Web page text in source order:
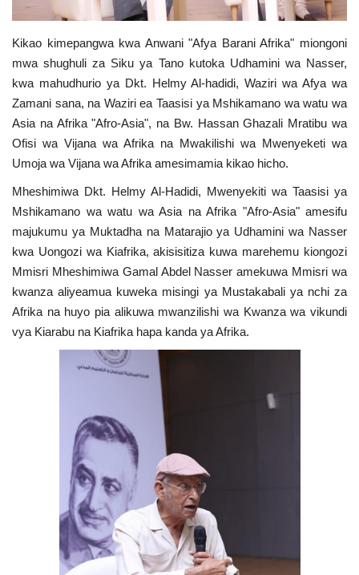
Kanuni na Masharti ya Udhamini wa
Udhamini wa Nasser
Nyaraka na Marejeleo
Waanzilishi
Raia wa ulimwengu mzima
Nyaraka
Nafasi
Washiriki
Wadhamini
Language
Swahili español
Arabic
Kikao kimepangwa kwa Anwani "Afya Barani Afrika" miongoni
mwa shughuli za Siku ya Tano kutoka Udhamini wa Nasser,
kwa mahudhurio ya Dkt. Helmy Al-hadidi, Waziri wa Afya wa
Zamani sana, na Waziri ea Taasisi ya Mshikamano wa watu wa
Asia na Afrika "Afro-Asia", na Bw. Hassan Ghazali Mratibu wa
Ofisi wa Vijana wa Afrika na Mwakilishi wa Mwenyeketi wa
Umoja wa Vijana wa Afrika amesimamia kikao hicho.
Mheshimiwa Dkt. Helmy Al-Hadidi, Mwenyekiti wa Taasisi ya
Mshikamano wa watu wa Asia na Afrika "Afro-Asia" amesifu
majukumu ya Muktadha na Matarajio ya Udhamini wa Nasser
kwa Uongozi wa Kiafrika, akisisitiza kuwa marehemu kiongozi
Mmisri Mheshimiwa Gamal Abdel Nasser amekuwa Mmisri wa
kwanza aliyeamua kuweka misingi ya Mustakabali ya nchi za
Afrika na huyo pia alikuwa mwanzilishi wa Kwanza wa vikundi
vya Kiarabu na Kiafrika hapa kanda ya Afrika.